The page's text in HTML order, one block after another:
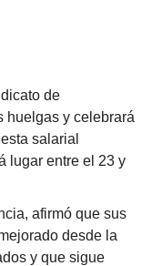
de
huelgas y celebrará
salarial
lugar entre el 23 y
afirmó que sus
desde la
y que sigue